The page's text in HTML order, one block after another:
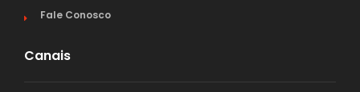
Fale Conosco
Canais